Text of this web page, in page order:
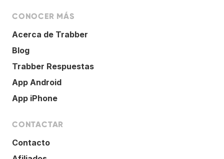
CONOCER MÁS
Acerca de Trabber
Blog
Trabber Respuestas
App Android
App iPhone
CONTACTAR
Contacto